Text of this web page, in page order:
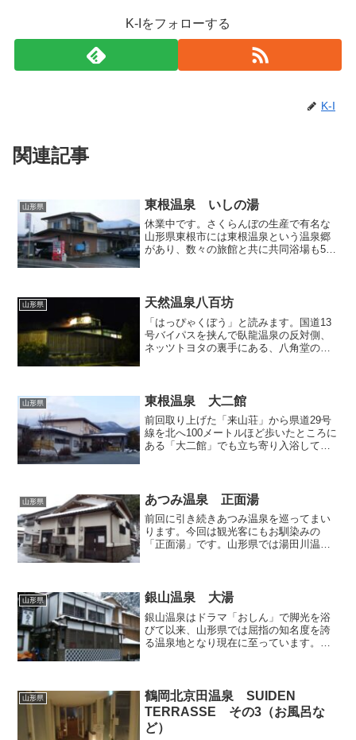
K-Iをフォローする
K-I
関連記事
山形県 東根温泉 いしの湯
休業中です。さくらんぼの生産で有名な
山形県東根市には東根温泉という温泉郷
があり、数々の旅館と共に共同浴場も5ヶ
とその存在に気づかない...
山形県 天然温泉八百坊
「はっぴゃくぼう」と読みます。国道13
号バイパスを挟んで臥龍温泉の反対側、
ネッツトヨタの裏手にある、八角堂の湯
らくはここの排湯が流れ...
山形県 東根温泉 大二館
前回取り上げた「来山荘」から県道29号
線を北へ100メートルほど歩いたところに
ある「大二館」でも立ち寄り入浴してま
て特に案内されてい...
山形県 あつみ温泉 正面湯
前回に引き続きあつみ温泉を巡ってまい
ります。今回は観光客にもお馴染みの
「正面湯」です。山形県では湯田川温泉
独特の表現なのかもしれませ...
山形県 銀山温泉 大湯
銀山温泉はドラマ「おしん」で脚光を浴
びて以来、山形県では屈指の知名度を誇
る温泉地となり現在に至っています。Ｖ
層四層といった多層建築で...
山形県
鶴岡北京田温泉 SUIDEN
TERRASSE その3（お風呂な
ど）